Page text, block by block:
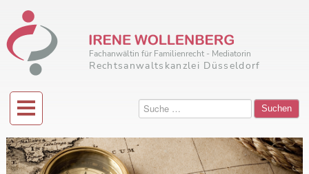
Fachanwältin für Familienrecht - Mediatorin
Rechtsanwaltskanzlei Düsseldorf
Suchen